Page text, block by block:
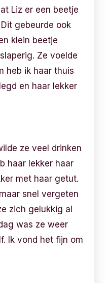
Liz er een beetje
gebeurde ook
klein beetje
Ze voelde
heb ik haar thuis
en haar lekker
ze veel drinken
haar lekker haar
met haar getut.
snel vergeten
zich gelukkig al
was ze weer
Ik vond het fijn om